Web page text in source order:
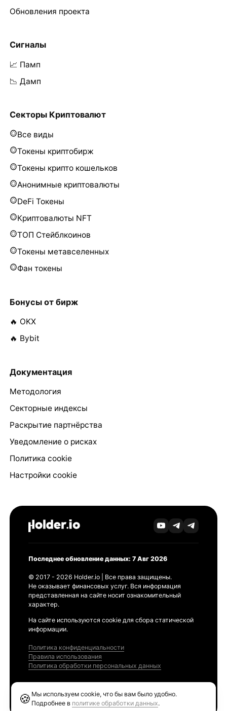
Обновления проекта
Сигналы
📈 Памп
📉 Дамп
Секторы Криптовалют
Все виды
Токены криптобирж
Токены крипто кошельков
Анонимные криптовалюты
DeFi Токены
Криптовалюты NFT
ТОП Стейблкоинов
Токены метавселенных
Фан токены
Бонусы от бирж
🔥 OKX
🔥 Bybit
Документация
Методология
Секторные индексы
Раскрытие партнёрства
Уведомление о рисках
Политика cookie
Настройки cookie
Последнее обновление данных: 7 Авг 2026
© 2017 - 2026 Holder.io | Все права защищены.
Не оказывает финансовых услуг. Вся информация
представленная на сайте носит ознакомительный
характер.
На сайте используются cookie для сбора статической
информации.
Политика конфиденциальности
Правила использования
Политика обработки персональных данных
🍪 Мы используем cookie, что бы вам было удобно.
Подробнее в политике обработки данных.
Ethereum GAS Tracker